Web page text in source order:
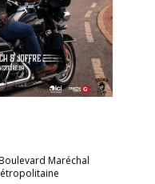
Maréchal